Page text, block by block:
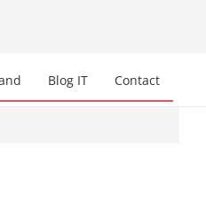
up and down arrows to
Blog IT Contact